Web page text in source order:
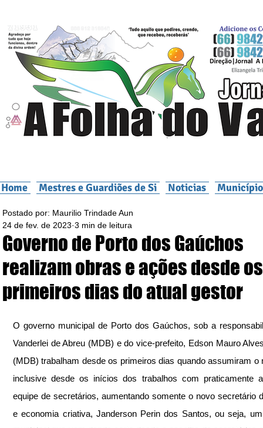
Home Mestres e Guardiões de Si Noticias
Governo de Porto dos Gaúchos
realizam obras e ações desde os
primeiros dias do atual gestor
Postado por: Maurilio Trindade Aun
24 de fev. de 2023 3 min de leitura
O governo municipal de Porto dos Gaúchos, sob a
Vanderlei de Abreu (MDB) e do vice-prefeito, Edson Mauro
(MDB) trabalham desde os primeiros dias quando assumiram o
inclusive desde os inícios dos trabalhos com praticamente
equipe de secretários, aumentando somente o novo secretário
e economia criativa, Janderson Perin dos Santos, ou seja,